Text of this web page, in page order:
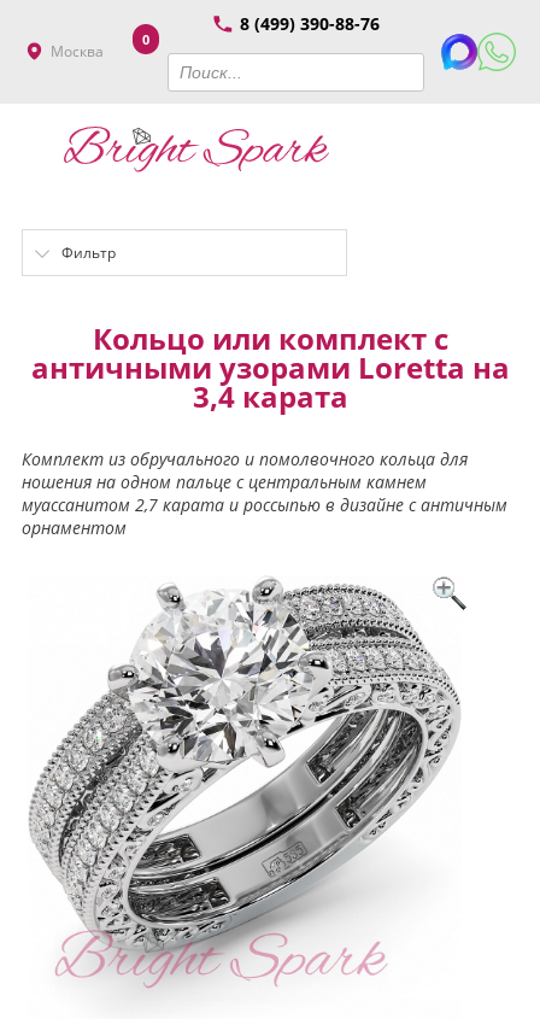
Москва
8 (499) 390-88-76
0
Фильтр
Кольцо или комплект с
античными узорами Loretta на
3,4 карата
Комплект из обручального и помолвочного кольца для
ношения на одном пальце с центральным камнем
муассанитом 2,7 карата и россыпью в дизайне с античным
орнаментом